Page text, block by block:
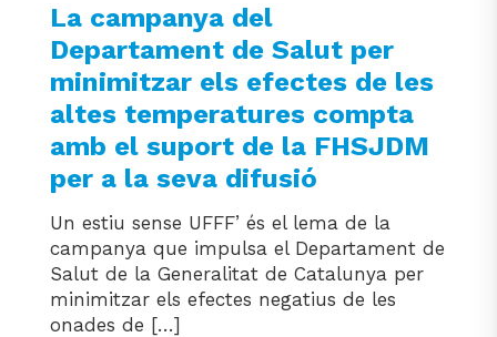
La campanya del
Departament de Salut per
minimitzar els efectes de les
altes temperatures compta
amb el suport de la FHSJDM
per a la seva difusió
Un estiu sense UFFF’ és el lema de la
campanya que impulsa el Departament de
Salut de la Generalitat de Catalunya per
minimitzar els efectes negatius de les
onades de […]